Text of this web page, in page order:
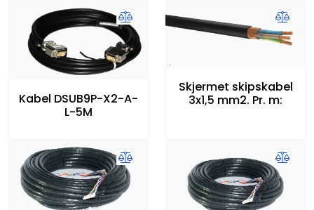
Kabel DSUB9P-X2-A-
L-5M
Skjermet skipskabel
3x1,5 mm2. Pr. m: